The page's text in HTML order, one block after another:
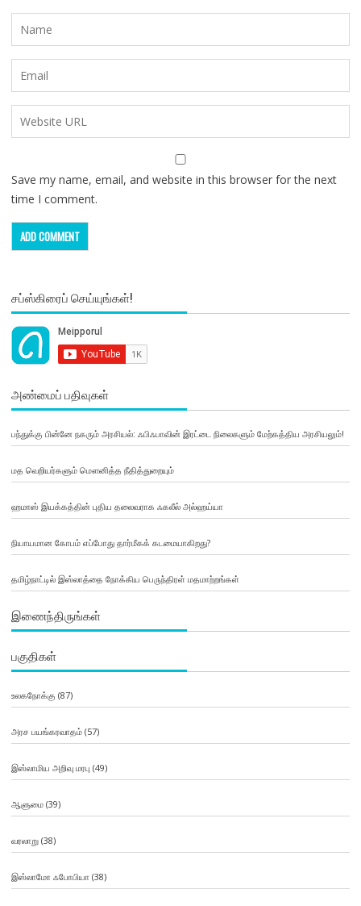
Save my name, email, and website in this browser for the next
time I comment.
சப்ஸ்கிரைப் செய்யுங்கள்!
அண்மைப் பதிவுகள்
பந்துக்கு பின்னே நகரும் அரசியல்: ஃபிஃபாவின் இரட்டை நிலைகளும் மேற்கத்திய அரசியலும்!
மத வெறியர்களும் மௌனித்த நீதித்துறையும்
ஹமாஸ் இயக்கத்தின் புதிய தலைவராக ஃகலீல் அல்ஹய்யா
நியாயமான கோபம் எப்போது தார்மீகக் கடமையாகிறது?
தமிழ்நாட்டில் இஸ்லாத்தை நோக்கிய பெருந்திரள் மதமாற்றங்கள்
இணைந்திருங்கள்
பகுதிகள்
உலகநோக்கு (87)
அரச பயங்கரவாதம்(57)
இஸ்லாமிய அறிவு மரபு (49)
ஆளுமை(39)
வரலாறு(38)
இஸ்லாமோ ஃபோபியா (38)